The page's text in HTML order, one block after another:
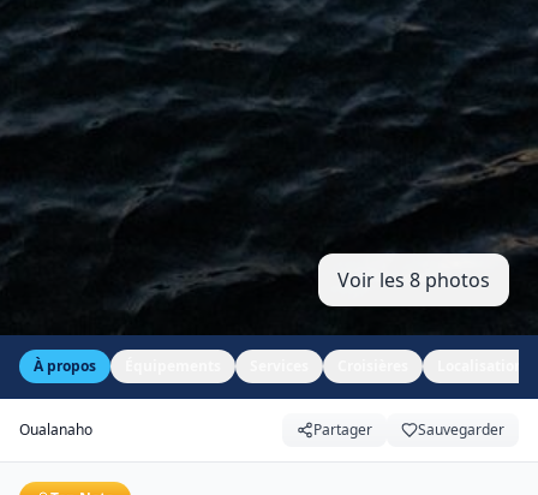
Voir les 8 photos
À propos
Oualanaho Partager Sauvegarder